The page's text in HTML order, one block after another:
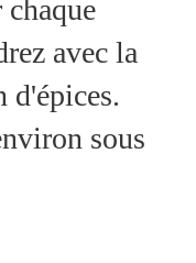
avec la
d'épices.
sous